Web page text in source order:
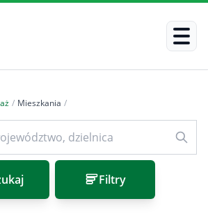
/ Mieszkania /
Filtry